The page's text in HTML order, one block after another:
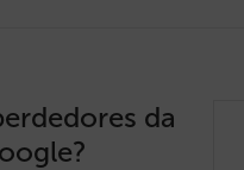
da